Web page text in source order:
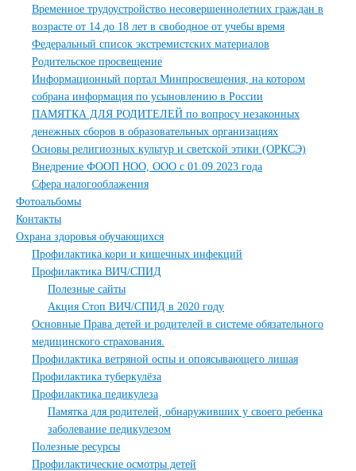
Временное трудоустройство несовершеннолетних граждан в
возрасте от 14 до 18 лет в свободное от учебы время
Федеральный список экстремистских материалов
Родительское просвещение
Информационный портал Минпросвещения, на котором
собрана информация по усыновлению в России
ПАМЯТКА ДЛЯ РОДИТЕЛЕЙ по вопросу незаконных
денежных сборов в образовательных организациях
Основы религиозных культур и светской этики (ОРКСЭ)
Внедрение ФООП НОО, ООО с 01.09.2023 года
Сфера налогооблажения
Фотоальбомы
Контакты
Охрана здоровья обучающихся
Профилактика кори и кишечных инфекций
Профилактика ВИЧ/СПИД
Полезные сайты
Акция Стоп ВИЧ/СПИД в 2020 году
Основные Права детей и родителей в системе обязательного
медицинского страхования.
Профилактика ветряной оспы и опоясывающего лишая
Профилактика туберкулёза
Профилактика педикулеза
Памятка для родителей, обнаруживших у своего ребенка
заболевание педикулезом
Полезные ресурсы
Профилактические осмотры детей